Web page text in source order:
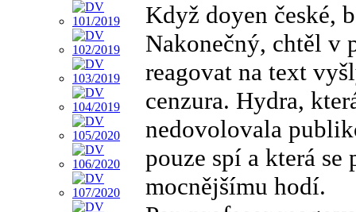
Když doyen české,
Nakonečný, chtěl v
reagovat na text
cenzura. Hydra,
nedovolovala
pouze spí a která
mocnějšímu hodí.